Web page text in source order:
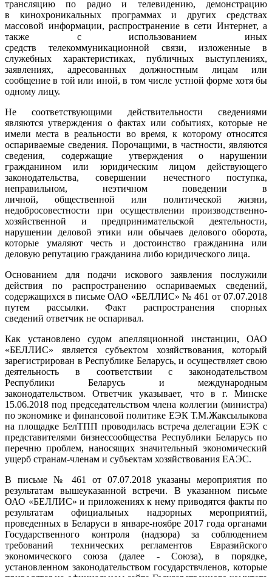
трансляцию по радио и телевидению, демонстрацию
в кинохроникальных программах и других средствах
массовой информации, распространение в сети Интернет, а
также с использованием иных
средств телекоммуникационной связи, изложенные в
служебных характеристиках, публичных выступлениях,
заявлениях, адресованных должностным лицам или
сообщение в той или иной, в том числе устной форме хотя бы
одному лицу.
Не соответствующими действительности сведениями
являются утверждения о фактах или событиях, которые не
имели места в реальности во время, к которому относятся
оспариваемые сведения. Порочащими, в частности, являются
сведения, содержащие утверждения о нарушении
гражданином или юридическим лицом действующего
законодательства, совершении нечестного поступка,
неправильном, неэтичном поведении в
личной, общественной или политической жизни,
недобросовестности при осуществлении производственно-
хозяйственной и предпринимательской деятельности,
нарушении деловой этики или обычаев делового оборота,
которые умаляют честь и достоинство гражданина или
деловую репутацию гражданина либо юридического лица.
Основанием для подачи искового заявления послужили
действия по распространению оспариваемых сведений,
содержащихся в письме ОАО «БЕЛЛИС» № 461 от 07.07.2018
путем рассылки. Факт распространения спорных
сведений ответчик не оспаривал.
Как установлено судом апелляционной инстанции, ОАО
«БЕЛЛИС» является субъектом хозяйствования, который
зарегистрирован в Республике Беларусь, и осуществляет свою
деятельность в соответствии с законодательством
Республики Беларусь и международным
законодательством. Ответчик указывает, что в г. Минске
15.06.2018 под председательством члена коллегии (министра)
по экономике и финансовой политике ЕЭК Т.М.Жаксылыкова
на площадке БелТПП проводилась встреча делегации ЕЭК с
представителями бизнессообщества Республики Беларусь по
перечню проблем, наносящих значительный экономический
ущерб странам-членам и субъектам хозяйствования ЕАЭС.
В письме № 461 от 07.07.2018 указаны мероприятия по
результатам вышеуказанной встречи. В указанном письме
ОАО «БЕЛЛИС» и приложениях к нему приводятся факты по
результатам официальных надзорных мероприятий,
проведенных в Беларуси в январе-ноябре 2017 года органами
Государственного контроля (надзора) за соблюдением
требований технических регламентов Евразийского
экономического союза (далее - Союза), в порядке,
установленном законодательством государствчленов, которые